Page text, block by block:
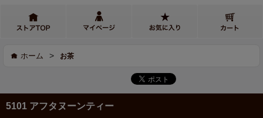
ホーム > お茶
5101 アフタヌーンティー